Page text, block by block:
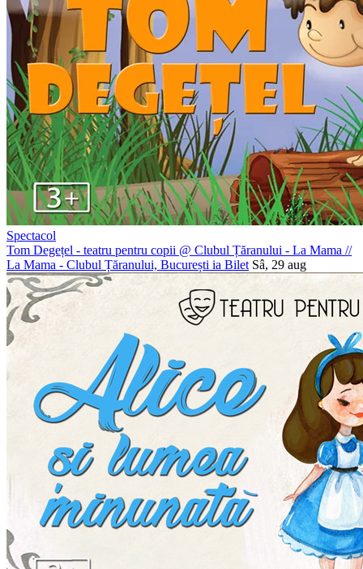
Spectacol
Tom Degețel - teatru pentru copii @ Clubul Țăranului - La Mama //
La Mama - Clubul Țăranului, București ia Bilet Sâ, 29 aug